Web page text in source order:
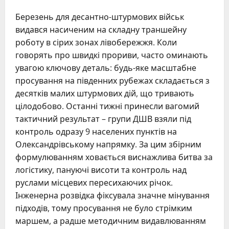
Березень для десантно-штурмових військ
видався насиченим на складну траншейну
роботу в сірих зонах лівобережжя. Коли
говорять про швидкі прориви, часто оминають
увагою ключову деталь: будь-яке масштабне
просування на південних рубежах складається з
десятків малих штурмових дій, що тривають
цілодобово. Останні тижні принесли вагомий
тактичний результат – групи ДШВ взяли під
контроль одразу 9 населених пунктів на
Олександрівському напрямку. За цим збірним
формулюванням ховається виснажлива битва за
логістику, пануючі висоти та контроль над
руслами місцевих пересихаючих річок.
Інженерна розвідка фіксувала значне мінування
підходів, тому просування не було стрімким
маршем, а радше методичним видавлюванням